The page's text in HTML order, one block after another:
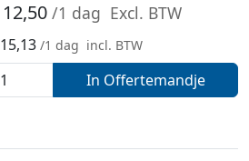
12,50 /1 dag Excl. BTW
15,13 /1 dag incl. BTW
In Offertemandje